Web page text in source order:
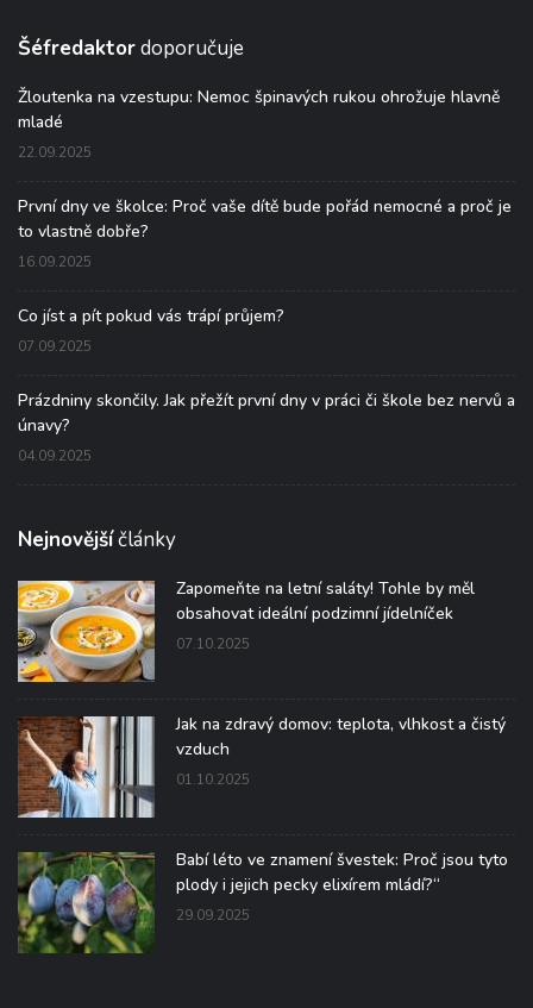
Šéfredaktordoporučuje
Žloutenka na vzestupu: Nemoc špinavých rukou ohrožuje hlavně
mladé
22.09.2025
První dny ve školce: Proč vaše dítě bude pořád nemocné a proč je
to vlastně dobře?
16.09.2025
Co jíst a pít pokud vás trápí průjem?
07.09.2025
Prázdniny skončily. Jak přežít první dny v práci či škole bez nervů a
únavy?
04.09.2025
Nejnovějšíčlánky
Zapomeňte na letní saláty! Tohle by měl
obsahovat ideální podzimní jídelníček
07.10.2025
Jak na zdravý domov: teplota, vlhkost a čistý
vzduch
01.10.2025
Babí léto ve znamení švestek: Proč jsou tyto
plody i jejich pecky elixírem mládí?“
29.09.2025